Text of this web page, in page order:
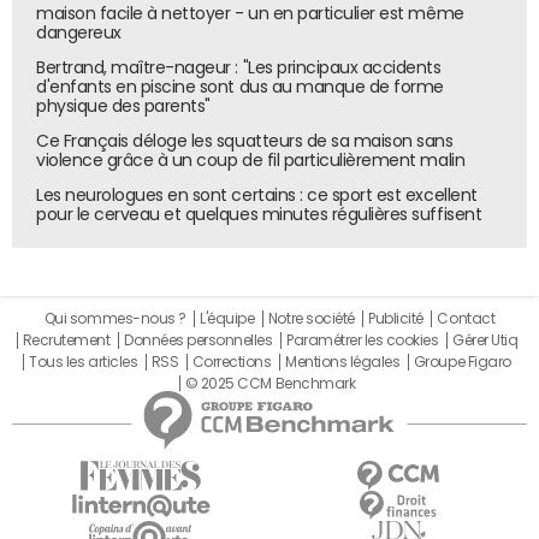
de 20 000 personnes. La menace d'un plus gros contrôle
syndicats qui plaident pour que le groupe Rethmann
reste au capital.
maison facile à nettoyer - un en particulier est même
dangereux
Bertrand, maître-nageur : "Les principaux accidents
d'enfants en piscine sont dus au manque de forme
physique des parents"
Ce Français déloge les squatteurs de sa maison sans
violence grâce à un coup de fil particulièrement malin
Les neurologues en sont certains : ce sport est excellent
pour le cerveau et quelques minutes régulières suffisent
Qui sommes-nous ? L'équipe Notre société Publicité
Contact
Recrutement
Données personnelles Paramétrer les cookies
Gérer Utiq
Tous les articles
RSS Corrections Mentions légales
Groupe Figaro
© 2025 CCM Benchmark